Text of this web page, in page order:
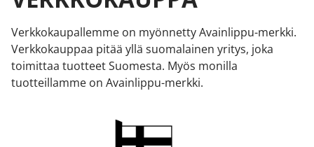
Verkkokaupallemme on myönnetty Avainlippu-merkki.
Verkkokauppaa pitää yllä suomalainen yritys, joka
toimittaa tuotteet Suomesta. Myös monilla
tuotteillamme on Avainlippu-merkki.